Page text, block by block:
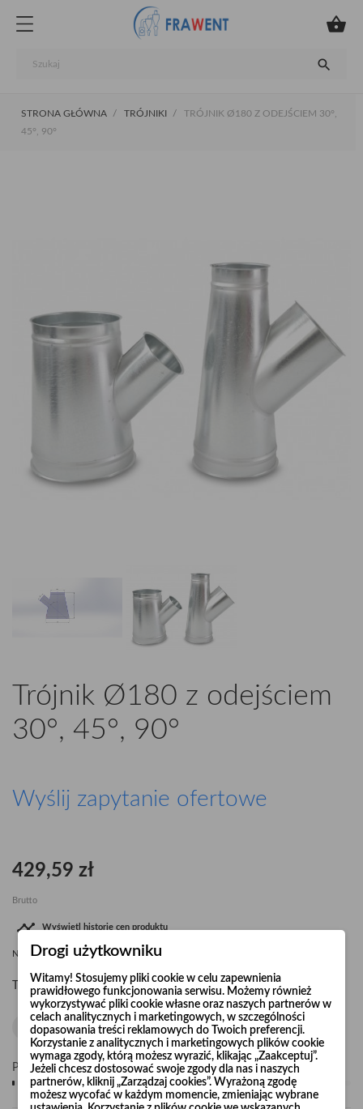


STRONA GŁÓWNA TRÓJNIKI
TRÓJNIK Ø180 Z ODEJŚCIEM 30°,
45°, 90°
Trójnik Ø180 z odejściem
30°, 45°, 90°
Wyślij zapytanie ofertowe
429,59 zł
Brutto
 Wyświetl historię cen produktu
Najniższa cena 429,59 złod07.08.2026
Trójnik wentylacyjny D=180 z odejściem 30°, 45° lub 90°.
Pośpiesz się! Tylko10sztuk w magazynie
Drogi użytkowniku
Witamy! Stosujemy pliki cookie w celu zapewnienia
prawidłowego funkcjonowania serwisu. Możemy również
wykorzystywać pliki cookie własne oraz naszych partnerów w
celach analitycznych i marketingowych, w szczególności
dopasowania treści reklamowych do Twoich preferencji.
Korzystanie z analitycznych i marketingowych plików cookie
wymaga zgody, którą możesz wyrazić, klikając „Zaakceptuj”.
Jeżeli chcesz dostosować swoje zgody dla nas i naszych
partnerów, kliknij „Zarządzaj cookies”. Wyrażoną zgodę
możesz wycofać w każdym momencie, zmieniając wybrane